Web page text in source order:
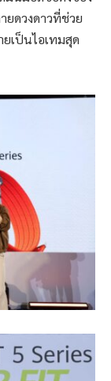
ดวงดาวที่ช่วย
เป็นไอเทมสุด